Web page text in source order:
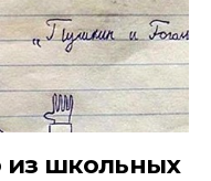
из школьных